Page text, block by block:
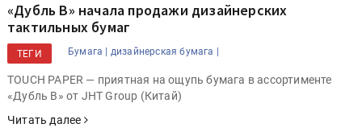
«Дубль В» начала продажи дизайнерских
тактильных бумаг
ТЕГИ Бумага | дизайнерская бумага |
TOUCH PAPER — приятная на ощупь бумага в ассортименте
«Дубль В» от JHT Group (Китай)
Читать далее